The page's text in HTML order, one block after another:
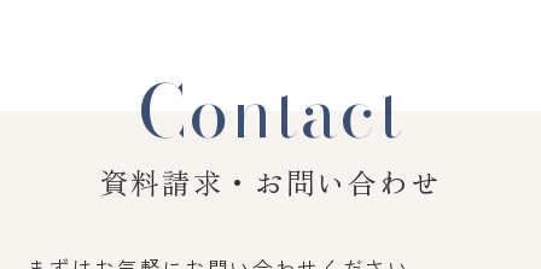
Contact
資料請求・お問い合わせ